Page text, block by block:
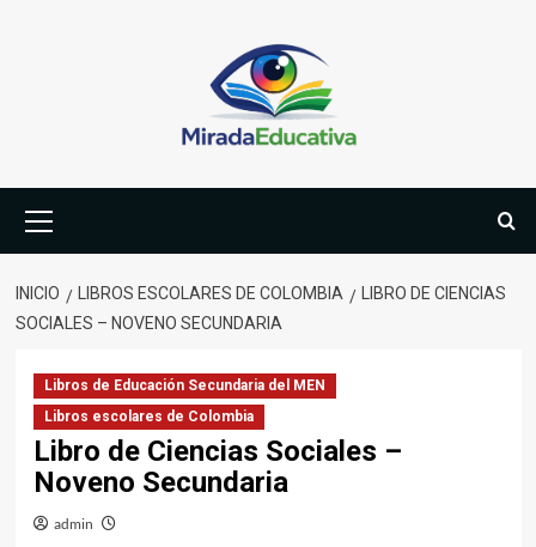
primario
INICIO LIBROS ESCOLARES DE COLOMBIA
LIBRO DE CIENCIAS
SOCIALES – NOVENO SECUNDARIA
Libros de Educación Secundaria del MEN
Libros escolares de Colombia
Libro de Ciencias Sociales –
Noveno Secundaria
admin